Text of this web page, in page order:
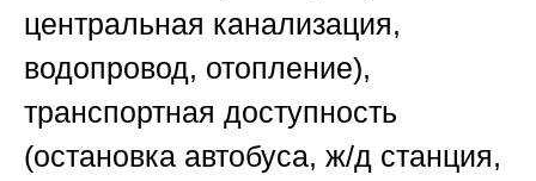
центральная канализация,
водопровод, отопление),
транспортная доступность
(остановка автобуса, ж/д станция,